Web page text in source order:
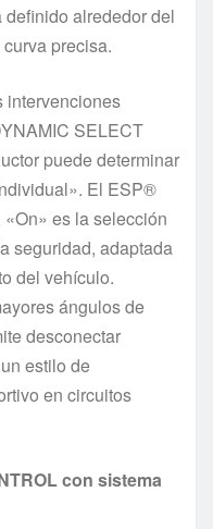
alrededor del
precisa.
intervenciones
SELECT
puede determinar
El ESP®
es la selección
seguridad, adaptada
del vehículo.
ángulos de
desconectar
estilo de
en circuitos
con sistema